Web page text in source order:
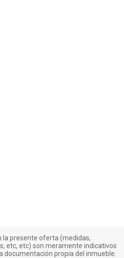
la presente oferta (medidas,
etc, etc) son meramente indicativos
documentación propia del inmueble.